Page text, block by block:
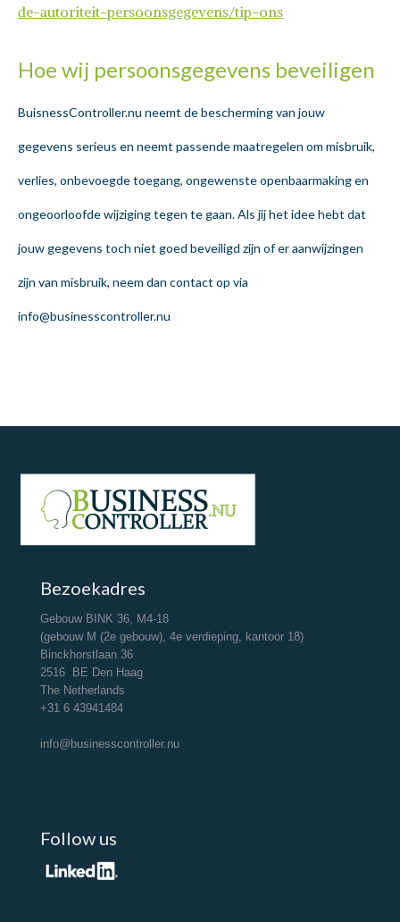
de-autoriteit-persoonsgegevens/tip-ons
Hoe wij persoonsgegevens beveiligen
BuisnessController.nu neemt de bescherming van jouw
gegevens serieus en neemt passende maatregelen om misbruik,
verlies, onbevoegde toegang, ongewenste openbaarmaking en
ongeoorloofde wijziging tegen te gaan. Als jij het idee hebt dat
jouw gegevens toch niet goed beveiligd zijn of er aanwijzingen
zijn van misbruik, neem dan contact op via
info@businesscontroller.nu
Bezoekadres
Gebouw BINK 36, M4-18
(gebouw M (2e gebouw), 4e verdieping, kantoor 18)
Binckhorstlaan 36
2516 BE Den Haag
The Netherlands
+31 6 43941484
info@businesscontroller.nu
Follow us